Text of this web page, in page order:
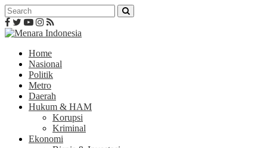
Home
Nasional
Politik
Metro
Daerah
Hukum & HAM
Korupsi
Kriminal
Ekonomi